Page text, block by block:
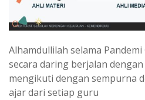
Alhamdullilah selama
secara daring berjalan
mengikuti dengan sempurna
ajar dari setiap guru